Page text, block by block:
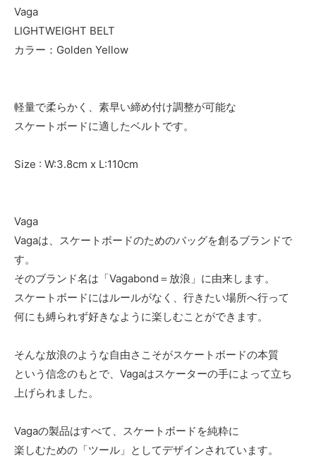
Vaga
LIGHTWEIGHT BELT
カラー：Golden Yellow
軽量で柔らかく、素早い締め付け調整が可能な
スケートボードに適したベルトです。
Size : W:3.8cm x L:110cm
Vaga
Vagaは、スケートボードのためのバッグを創るブランドで
す。
そのブランド名は「Vagabond＝放浪」に由来します。
スケートボードにはルールがなく、行きたい場所へ行って
何にも縛られず好きなように楽しむことができます。
そんな放浪のような自由さこそがスケートボードの本質
という信念のもとで、Vagaはスケーターの手によって立ち
上げられました。
Vagaの製品はすべて、スケートボードを純粋に
楽しむための「ツール」としてデザインされています。